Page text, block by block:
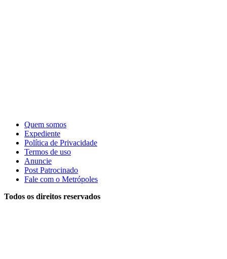
Quem somos
Expediente
Política de Privacidade
Termos de uso
Anuncie
Post Patrocinado
Fale com o Metrópoles
Todos os direitos reservados